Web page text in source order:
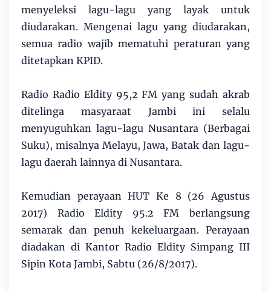
menyeleksi lagu-lagu yang layak untuk
diudarakan. Mengenai lagu yang diudarakan,
semua radio wajib mematuhi peraturan yang
ditetapkan KPID.
Radio Radio Eldity 95,2 FM yang sudah akrab
ditelinga masyaraat Jambi ini selalu
menyuguhkan lagu-lagu Nusantara (Berbagai
Suku), misalnya Melayu, Jawa, Batak dan lagu-
lagu daerah lainnya di Nusantara.
Kemudian perayaan HUT Ke 8 (26 Agustus
2017) Radio Eldity 95.2 FM berlangsung
semarak dan penuh kekeluargaan. Perayaan
diadakan di Kantor Radio Eldity Simpang III
Sipin Kota Jambi, Sabtu (26/8/2017).